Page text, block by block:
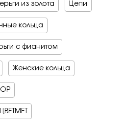
из золота Цепи
кольца
с фианитом
Женские кольца